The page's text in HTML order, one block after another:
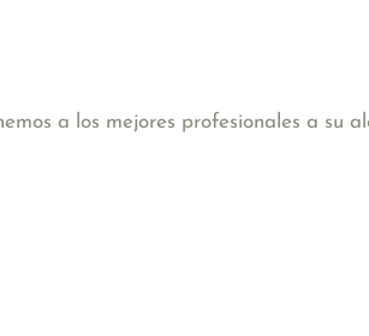
a los mejores profesionales a su